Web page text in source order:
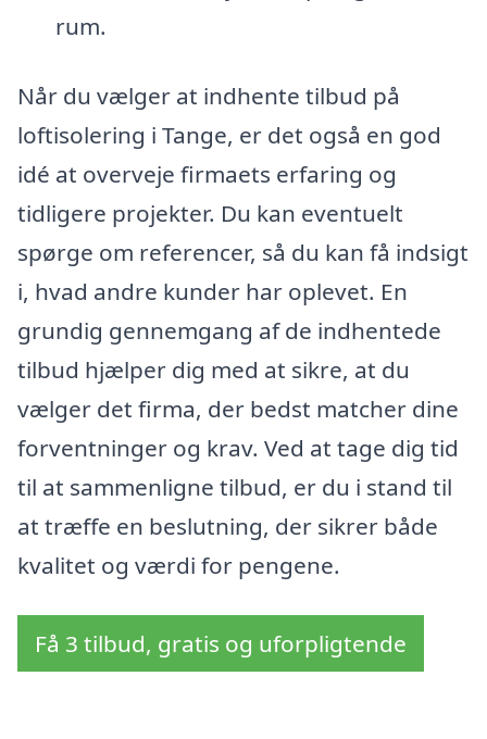
rum.
Når du vælger at indhente tilbud på
loftisolering i Tange, er det også en god
idé at overveje firmaets erfaring og
tidligere projekter. Du kan eventuelt
spørge om referencer, så du kan få indsigt
i, hvad andre kunder har oplevet. En
grundig gennemgang af de indhentede
tilbud hjælper dig med at sikre, at du
vælger det firma, der bedst matcher dine
forventninger og krav. Ved at tage dig tid
til at sammenligne tilbud, er du i stand til
at træffe en beslutning, der sikrer både
kvalitet og værdi for pengene.
Få 3 tilbud, gratis og uforpligtende